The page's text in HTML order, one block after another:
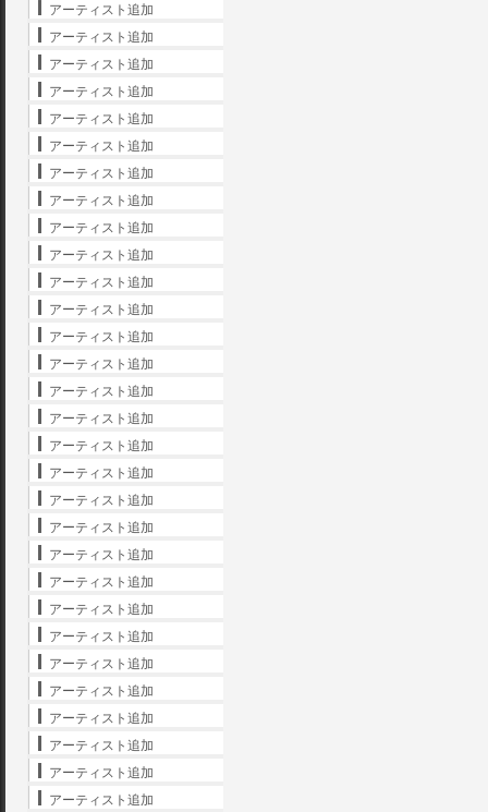
アーティスト追加
アーティスト追加
アーティスト追加
アーティスト追加
アーティスト追加
アーティスト追加
アーティスト追加
アーティスト追加
アーティスト追加
アーティスト追加
アーティスト追加
アーティスト追加
アーティスト追加
アーティスト追加
アーティスト追加
アーティスト追加
アーティスト追加
アーティスト追加
アーティスト追加
アーティスト追加
アーティスト追加
アーティスト追加
アーティスト追加
アーティスト追加
アーティスト追加
アーティスト追加
アーティスト追加
アーティスト追加
アーティスト追加
アーティスト追加